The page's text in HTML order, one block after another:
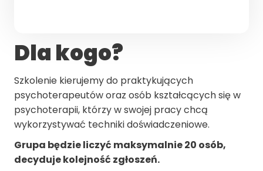
Dla kogo?
Szkolenie kierujemy do praktykujących
psychoterapeutów oraz osób kształcących się w
psychoterapii, którzy w swojej pracy chcą
wykorzystywać techniki doświadczeniowe.
Grupa będzie liczyć maksymalnie 20 osób,
decyduje kolejność zgłoszeń.